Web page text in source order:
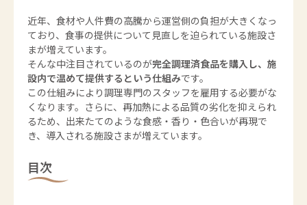
近年、食材や人件費の高騰から運営側の負担が大きくなっ
ており、食事の提供について見直しを迫られている施設さ
まが増えています。
そんな中注目されているのが完全調理済食品を購入し、施
設内で温めて提供するという仕組みです。
この仕組みにより調理専門のスタッフを雇用する必要がな
くなります。さらに、再加熱による品質の劣化を抑えられ
るため、出来たてのような食感・香り・色合いが再現で
き、導入される施設さまが増えています。
目次